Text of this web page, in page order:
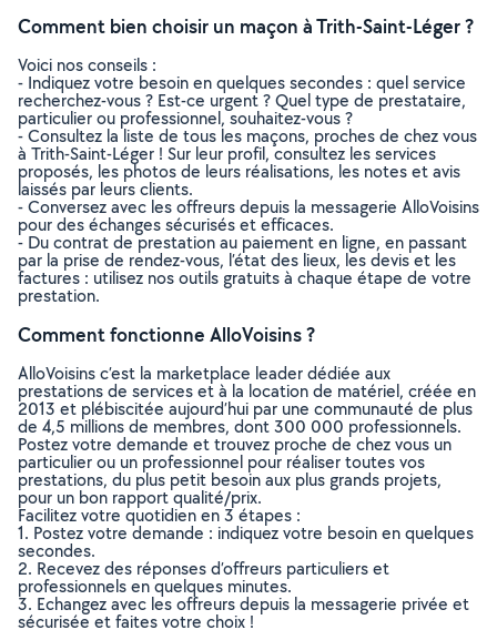
Comment bien choisir un maçon à Trith-Saint-Léger ?
Voici nos conseils :
- Indiquez votre besoin en quelques secondes : quel service
recherchez-vous ? Est-ce urgent ? Quel type de prestataire,
particulier ou professionnel, souhaitez-vous ?
- Consultez la liste de tous les maçons, proches de chez vous
à Trith-Saint-Léger ! Sur leur profil, consultez les services
proposés, les photos de leurs réalisations, les notes et avis
laissés par leurs clients.
- Conversez avec les offreurs depuis la messagerie AlloVoisins
pour des échanges sécurisés et efficaces.
- Du contrat de prestation au paiement en ligne, en passant
par la prise de rendez-vous, l’état des lieux, les devis et les
factures : utilisez nos outils gratuits à chaque étape de votre
prestation.
Comment fonctionne AlloVoisins ?
AlloVoisins c’est la marketplace leader dédiée aux
prestations de services et à la location de matériel, créée en
2013 et plébiscitée aujourd’hui par une communauté de plus
de 4,5 millions de membres, dont 300 000 professionnels.
Postez votre demande et trouvez proche de chez vous un
particulier ou un professionnel pour réaliser toutes vos
prestations, du plus petit besoin aux plus grands projets,
pour un bon rapport qualité/prix.
Facilitez votre quotidien en 3 étapes :
1. Postez votre demande : indiquez votre besoin en quelques
secondes.
2. Recevez des réponses d’offreurs particuliers et
professionnels en quelques minutes.
3. Echangez avec les offreurs depuis la messagerie privée et
sécurisée et faites votre choix !